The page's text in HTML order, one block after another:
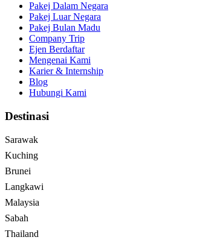
Pakej Dalam Negara
Pakej Luar Negara
Pakej Bulan Madu
Company Trip
Ejen Berdaftar
Mengenai Kami
Karier & Internship
Blog
Hubungi Kami
Destinasi
Sarawak
Kuching
Brunei
Langkawi
Malaysia
Sabah
Thailand